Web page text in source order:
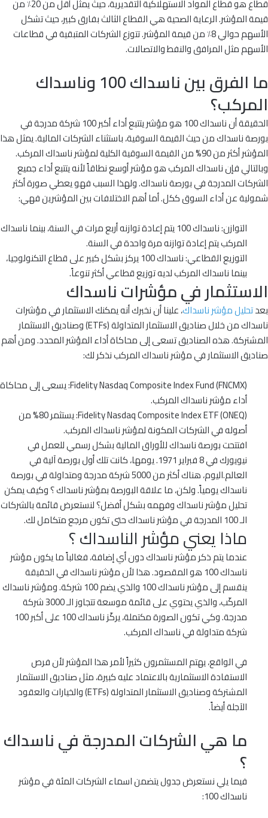
قطاع هو قطاع المواد الاستهلاكية التقديرية، حيث يمثل أقل من 20٪ من
قيمة المؤشر. الرعاية الصحية هي القطاع الثالث بفارق كبير، حيث تشكل
الأسهم حوالي 8٪ من قيمة المؤشر. تتوزع الشركات المتبقية في قطاعات
الأسهم مثل المرافق والنفط والاتصالات.
ما الفرق بين ناسداك 100 وناسداك
المركب؟
الحقيقة أن ناسداك 100 هو مؤشر يتتبع أداء أكبر 100 شركة مدرجة في
بورصة ناسداك من حيث القيمة السوقية، باستثناء الشركات المالية. يمثل هذا
المؤشر أكثر من 90% من القيمة السوقية الكلية لمؤشر ناسداك المركب.
وبالتالي فإن ناسداك المركب هو مؤشر أوسع نطاقاً لأنه يتتبع أداء جميع
الشركات المدرجة في بورصة ناسداك. ولهذا السبب فهو يعطي صورة أكثر
شمولية عن أداء السوق ككل. أما أهم الاختلافات بين المؤشرين فهي:
التوازن: ناسداك 100 يتم إعادة توازنه أربع مرات في السنة، بينما ناسداك
المركب يتم إعادة توازنه مرة واحدة في السنة.
التوزيع القطاعي: ناسداك 100 يركز بشكل كبير على قطاع التكنولوجيا،
بينما ناسداك المركب لديه توزيع قطاعي أكثر تنوعاً.
الاستثمار في مؤشرات ناسداك
بعدتحليل مؤشر ناسداك، علينا أن نخبرك أنه يمكنك الاستثمار في مؤشرات
ناسداك من خلال صناديق الاستثمار المتداولة (ETFs) وصناديق الاستثمار
المشتركة. هذه الصناديق تسعى إلى محاكاة أداء المؤشر المحدد. ومن أهم
صناديق الاستثمار في مؤشر ناسداك المركب نذكر لك:
Fidelity Nasdaq Composite Index Fund (FNCMX): يسعى إلى محاكاة
أداء مؤشر ناسداك المركب.
Fidelity Nasdaq Composite Index ETF (ONEQ): يستثمر 80% من
أصوله في الشركات المكونة لمؤشر ناسداك المركب.
افتتحت بورصة ناسداك للأوراق المالية بشكل رسمي للعمل في
نيويورك في 8 فبراير 1971. يومها، كانت تلك أول بورصة آلية في
العالم.
اليوم، هناك أكثر من 5000 شركة مدرجة ومتداولة في بورصة
ناسداك يومياً. ولكن، ما علاقة البورصة بمؤشر ناسداك ؟ وكيف يمكن
تحليل مؤشر ناسداك وفهمه بشكل أفضل؟ لنستعرض قائمة بالشركات
الـ 100 المدرجة في مؤشر ناسداك حتى تكون مرجع متكامل لك.
ماذا يعني مؤشر الناسداك ؟
عندما يتم ذكر مؤشر ناسداك دون أي إضافة، فغالباً ما يكون مؤشر
ناسداك 100 هو المقصود. هذا لأن مؤشر ناسداك في الحقيقة
ينقسم إلى مؤشر ناسداك 100 والذي يضم 100 شركة. ومؤشر ناسداك
المركّب، والذي يحتوي على قائمة موسعة تتجاوز الـ 3000 شركة
مدرجة. وكي تكون الصورة مكتملة، يركّز ناسداك 100 على أكبر 100
شركة متداولة في ناسداك المركب.
في الواقع، يهتم المستثمرون كثيراً لأمر هذا المؤشر لأن فرص
الاستفادة الاستثمارية بالاعتماد عليه كبيرة، مثل صناديق الاستثمار
المشتركة وصناديق الاستثمار المتداولة (ETFs) والخيارات والعقود
الآجلة أيضاً.
ما هي الشركات المدرجة في ناسداك
؟
فيما يلي نستعرض جدول يتضمن اسماء الشركات المئة في مؤشر
ناسداك 100: